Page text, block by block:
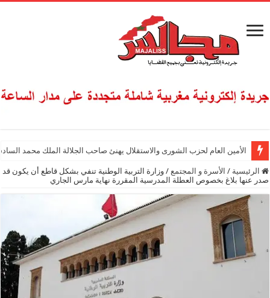
الأمين العام لحزب الشورى والاستقلال يهنئ صاحب الجلالة الملك محمد
الرئيسية / الأسرة و المجتمع / وزارة التربية الوطنية تنفي بشكل قاطع أن يكون قد
صدر عنها بلاغ بخصوص العطلة المدرسية المقررة نهاية مارس الجاري